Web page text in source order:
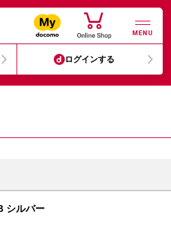
MENU
ログインする
シルバー